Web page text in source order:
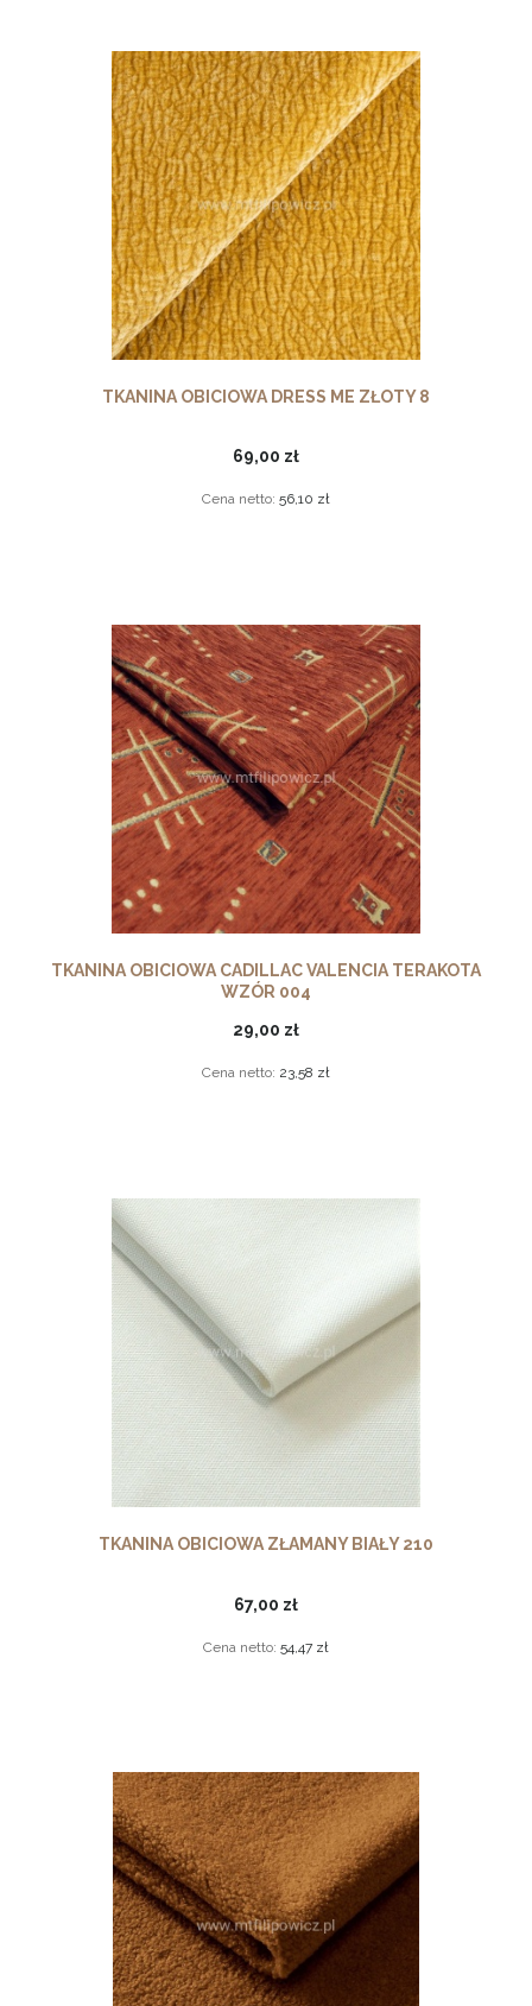
TKANINA OBICIOWA DRESS ME ZŁOTY 8
69,00 zł
Cena netto: 56,10 zł
TKANINA OBICIOWA CADILLAC VALENCIA TERAKOTA
WZÓR 004
29,00 zł
Cena netto: 23,58 zł
TKANINA OBICIOWA ZŁAMANY BIAŁY 210
67,00 zł
Cena netto: 54,47 zł